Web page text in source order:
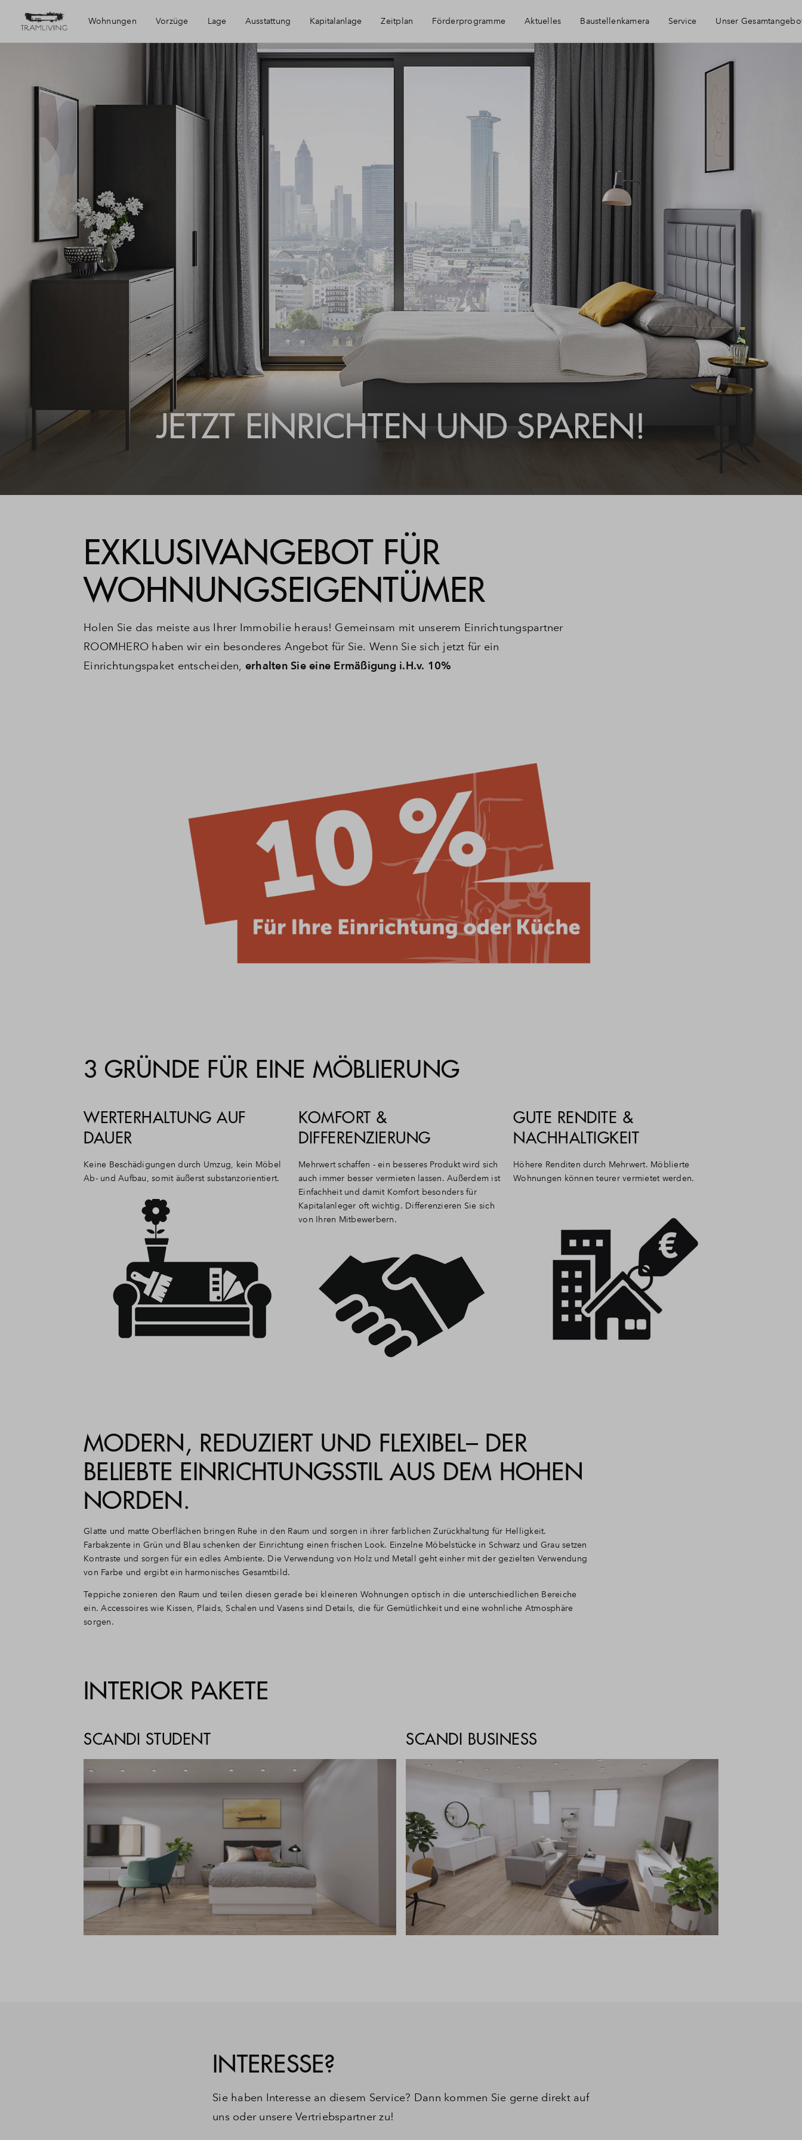
Wohnungen Vorzüge Lage
Die Region
Muggenhof
Ausstattung Kapitalanlage
Immobilie als Kapitalanlage
Zeitplan Förderprogramme Aktuelles Baustellenkamera Service
Häufig gestellte Fragen
Unser
JETZT EINRICHTEN UND SPAREN!
EXKLUSIVANGEBOT FÜR
WOHNUNGSEIGENTÜMER
Holen Sie das meiste aus Ihrer Immobilie heraus! Gemeinsam mit unserem Einrichtungspartner
ROOMHERO haben wir ein besonderes Angebot für Sie. Wenn Sie sich jetzt für ein
Einrichtungspaket entscheiden, erhalten Sie eine Ermäßigung i.H.v. 10%
3 GRÜNDE FÜR EINE MÖBLIERUNG
WERTERHALTUNG AUF
DAUER
Keine Beschädigungen durch Umzug, kein Möbel
Ab- und Aufbau, somit äußerst substanzorientiert.
KOMFORT &
DIFFERENZIERUNG
Mehrwert schaffen - ein besseres Produkt wird sich
auch immer besser vermieten lassen. Außerdem ist
Einfachheit und damit Komfort besonders für
Kapitalanleger oft wichtig. Differenzieren Sie sich
von Ihren Mitbewerbern.
GUTE RENDITE &
NACHHALTIGKEIT
Höhere Renditen durch Mehrwert. Möblierte
Wohnungen können teurer vermietet werden.
MODERN, REDUZIERT UND FLEXIBEL– DER
BELIEBTE EINRICHTUNGSSTIL AUS DEM HOHEN
NORDEN.
Glatte und matte Oberflächen bringen Ruhe in den Raum und sorgen in ihrer farblichen Zurückhaltung für Helligkeit.
Farbakzente in Grün und Blau schenken der Einrichtung einen frischen Look. Einzelne Möbelstücke in Schwarz und Grau setzen
Kontraste und sorgen für ein edles Ambiente. Die Verwendung von Holz und Metall geht einher mit der gezielten Verwendung
von Farbe und ergibt ein harmonisches Gesamtbild.
Teppiche zonieren den Raum und teilen diesen gerade bei kleineren Wohnungen optisch in die unterschiedlichen Bereiche
ein. Accessoires wie Kissen, Plaids, Schalen und Vasens sind Details, die für Gemütlichkeit und eine wohnliche Atmosphäre
sorgen.
INTERIOR PAKETE
SCANDI STUDENT SCANDI BUSINESS
INTERESSE?
Sie haben Interesse an diesem Service? Dann kommen Sie gerne direkt auf
uns oder unsere Vertriebspartner zu!